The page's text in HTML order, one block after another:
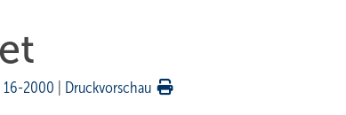
16-2000 Druckvorschau